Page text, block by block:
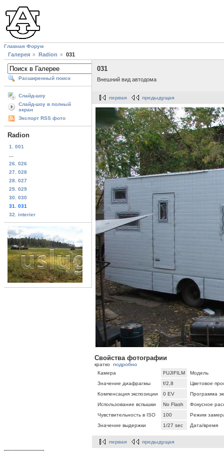
Главная Форум
Галерея Radion 031
Расширенный поиск
Слайд-шоу
Слайд-шоу в полный
экран
Экспорт RSS фото
Radion
1. 001
26. 026
27. 028
28. 027
29. 029
30. 030
31. 031
32. interier
031
Внешний вид автодома
первая предыдущая
Свойства фотографии
кратко подробно
Камера
FUJIFILM
Модель
Значение диафрагмы
f/2,8
Цветовое
Компенсация экспозиции
0 EV
Программа
Использование вспышки
No Flash
Фокусное
Чувствительность в ISO
100
Режим
Значение выдержки
1/27 sec Дата/время
первая предыдущая